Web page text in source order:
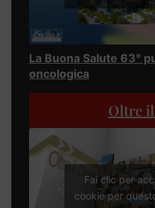
La Buona Salute 63°
oncologica
Oltre
Fai clic per
cookie per